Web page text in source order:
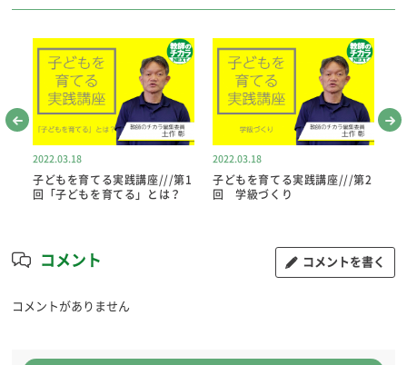
2022.03.18
子どもを育てる実践講座///第1
回「子どもを育てる」とは？
2022.03.18
子どもを育てる実践講座///第2
回 学級づくり
コメント コメントを書く
コメントがありません